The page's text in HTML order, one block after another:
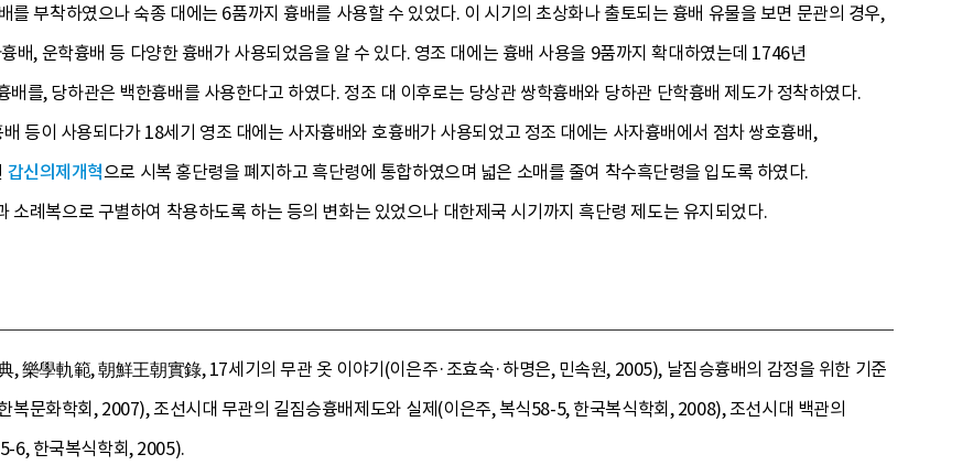
를 부착하였으나 숙종 대에는 6품까지 흉배를 사용할 수 있었다. 이 시기의 초상화나 출토되는 흉배 유물을 보면 문관의 경우,
배, 운학흉배 등 다양한 흉배가 사용되었음을 알 수 있다. 영조 대에는 흉배 사용을 9품까지 확대하였는데 1746년
배를, 당하관은 백한흉배를 사용한다고 하였다. 정조 대 이후로는 당상관 쌍학흉배와 당하관 단학흉배 제도가 정착하였다.
등이 사용되다가 18세기 영조 대에는 사자흉배와 호흉배가 사용되었고 정조 대에는 사자흉배에서 점차 쌍호흉배,
갑신의제개혁으로 시복 홍단령을 폐지하고 흑단령에 통합하였으며 넓은 소매를 줄여 착수흑단령을 입도록 하였다.
소례복으로 구별하여 착용하도록 하는 등의 변화는 있었으나 대한제국 시기까지 흑단령 제도는 유지되었다.
樂學軌範, 朝鮮王朝實錄, 17세기의 무관 옷 이야기(이은주·조효숙·하명은, 민속원, 2005), 날짐승흉배의 감정을 위한 기준
복문화학회, 2007), 조선시대 무관의 길짐승흉배제도와 실제(이은주, 복식58-5, 한국복식학회, 2008), 조선시대 백관의
6, 한국복식학회, 2005).